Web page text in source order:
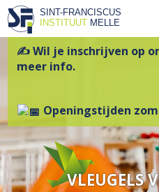
SINT-FRANCISCUS
INSTITUUTMELLE
✍ Wil je inschrijven op
meer info.
Openingstijden
VLEUGELS